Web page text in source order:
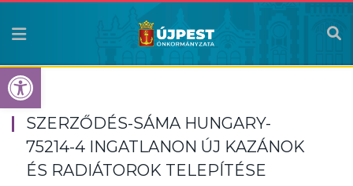
Eszköztár megnyitása
SZERZŐDÉS-SÁMA HUNGARY-
75214-4 INGATLANON ÚJ KAZÁNOK
ÉS RADIÁTOROK TELEPÍTÉSE